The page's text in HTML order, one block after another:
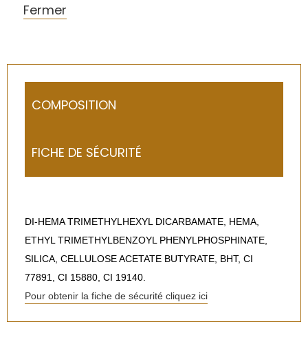
Fermer
COMPOSITION
FICHE DE SÉCURITÉ
DI-HEMA TRIMETHYLHEXYL DICARBAMATE, HEMA,
ETHYL TRIMETHYLBENZOYL PHENYLPHOSPHINATE,
SILICA, CELLULOSE ACETATE BUTYRATE, BHT, CI
77891, CI 15880, CI 19140.
Pour obtenir la fiche de sécurité cliquez ici